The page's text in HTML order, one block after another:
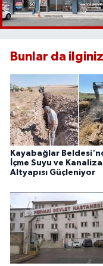
Bunlar da
Kayabağlar
İçme Suyu ve
Altyapısı Güçleniyor